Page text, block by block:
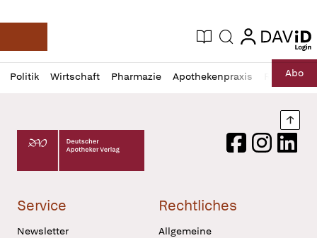
Deutsche Apotheker Zeitung
Aktuelle Ausgabe
Suche login
login
Politik Wirtschaft Pharmazie Apothekenpraxis RechtAbo
Profil
öffnen
Daz
Pur
Deutscher Apotheker Verlag Logo
FacebookInstagram
Service
Newsletter
Rechtliches
Allgemeine